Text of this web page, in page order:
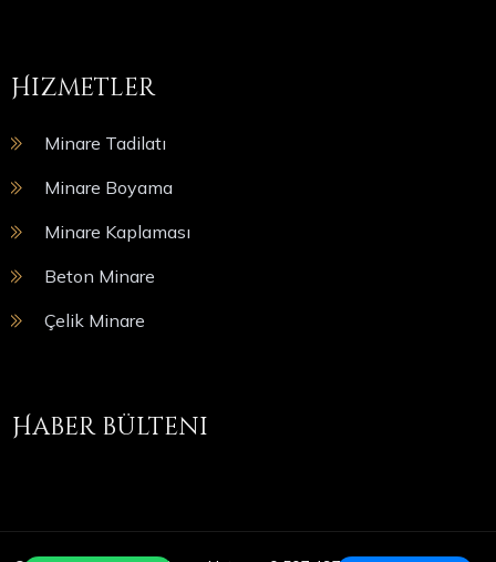
Hizmetler
Minare Tadilatı
Minare Boyama
Minare Kaplaması
Beton Minare
Çelik Minare
Haber bülteni